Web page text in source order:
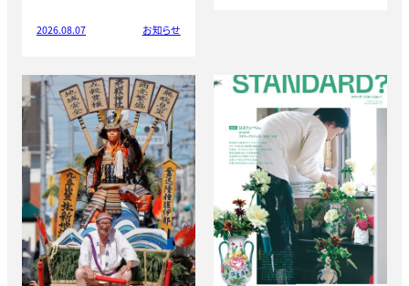
2026.08.07 お知らせ